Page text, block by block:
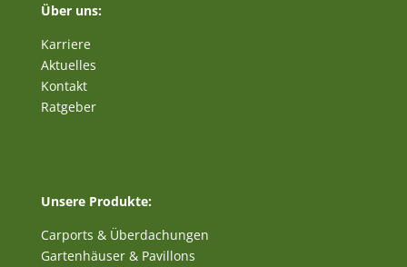
Über uns:
Karriere
Aktuelles
Kontakt
Ratgeber
Unsere Produkte:
Carports & Überdachungen
Gartenhäuser & Pavillons